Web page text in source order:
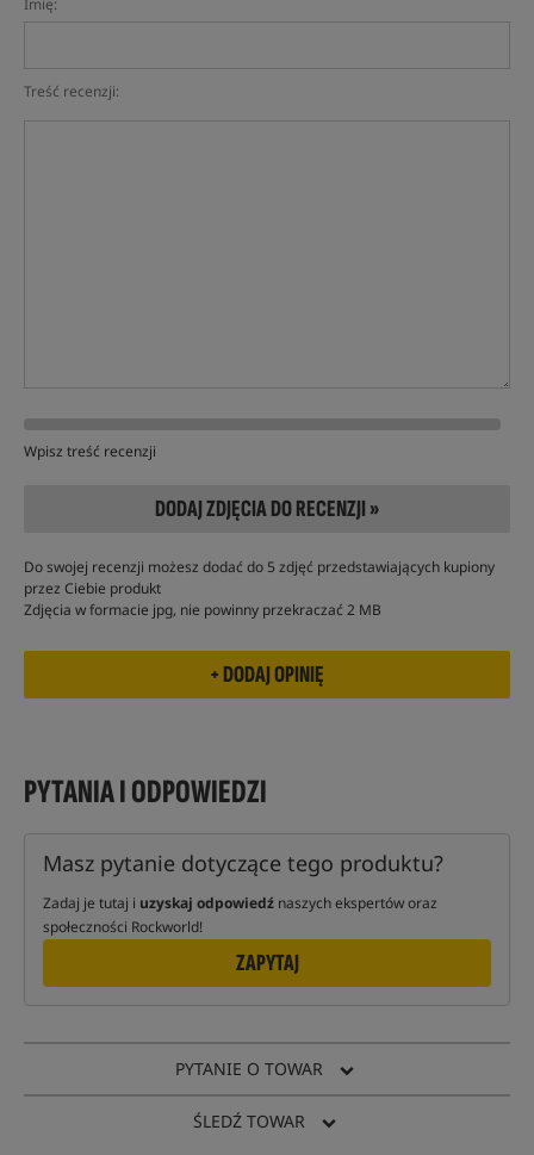
Imię:
Treść recenzji:
Wpisz treść recenzji
DODAJ ZDJĘCIA DO RECENZJI »
Do swojej recenzji możesz dodać do 5 zdjęć przedstawiających kupiony
przez Ciebie produkt
Zdjęcia w formacie jpg, nie powinny przekraczać 2 MB
PYTANIA I ODPOWIEDZI
Masz pytanie dotyczące tego produktu?
Zadaj je tutaj i uzyskaj odpowiedź naszych ekspertów oraz
społeczności Rockworld!
ZAPYTAJ
PYTANIE O TOWAR
ŚLEDŹ TOWAR